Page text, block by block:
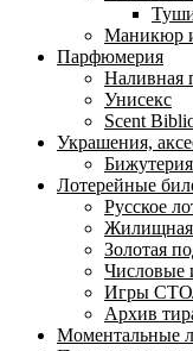
Маникюр
Парфюмерия
Наливная
Унисекс
Scent
Украшения,
Бижутерия
Лотерейные
Русское
Жилищная
Золотая
Числовые
Игры
Архив
Моментальные